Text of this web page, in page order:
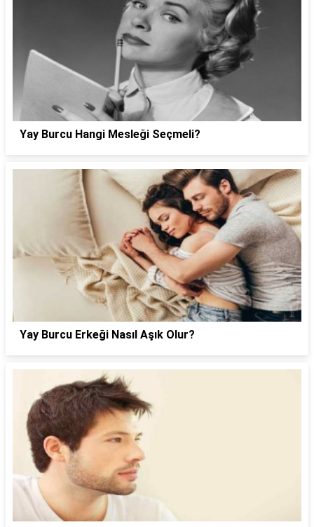
Yay Burcu Hangi Mesleği Seçmeli?
Yay Burcu Erkeği Nasıl Aşık Olur?